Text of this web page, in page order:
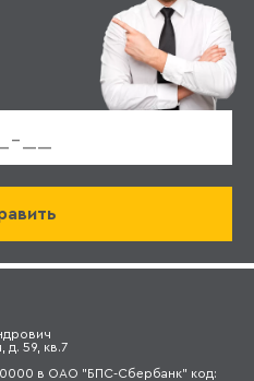
д. 59, кв.7
0000 в ОАО "БПС-Сбербанк" код: